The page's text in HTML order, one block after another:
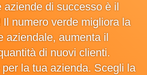
aziende di successo è il
numero verde migliora la
aziendale, aumenta il
di nuovi clienti.
la tua azienda. Scegli la